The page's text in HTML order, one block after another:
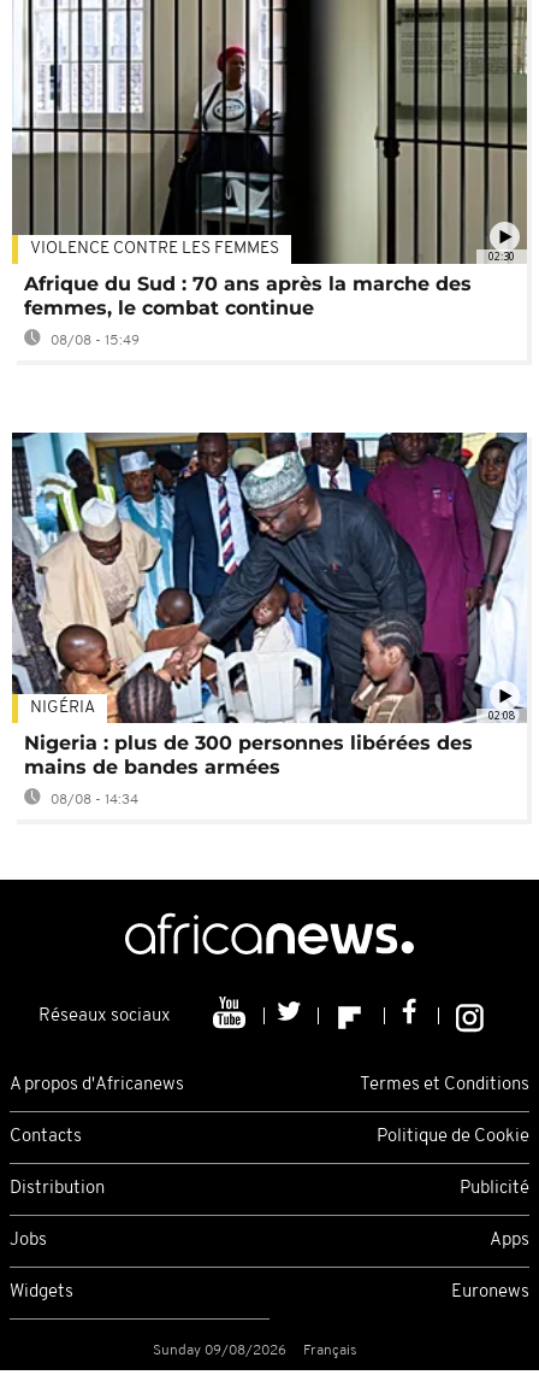
02:30
VIOLENCE CONTRE LES FEMMES
Afrique du Sud : 70 ans après la marche des
femmes, le combat continue
08/08 - 15:49
02:08
NIGÉRIA
Nigeria : plus de 300 personnes libérées des
mains de bandes armées
08/08 - 14:34
Réseaux sociaux
A propos d'Africanews Termes et Conditions
Contacts Politique de Cookie
Distribution Publicité
Jobs Apps
Widgets Euronews
Sunday 09/08/2026